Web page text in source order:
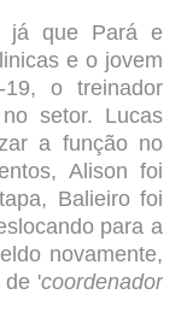
já que Pará e
e o jovem
19, o treinador
setor. Lucas
a função no
Alison foi
Balieiro foi
para a
novamente,
de 'coordenador